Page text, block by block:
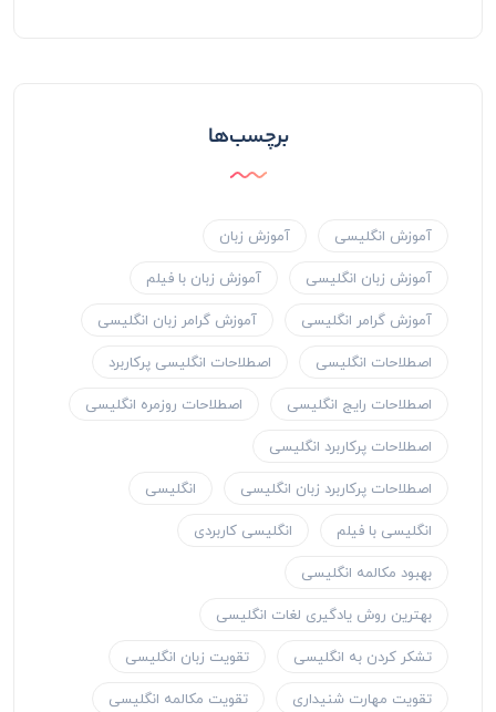
برچسب‌ها
آموزش انگلیسی
آموزش زبان
آموزش زبان انگلیسی
آموزش زبان با فیلم
آموزش گرامر انگلیسی
آموزش گرامر زبان انگلیسی
اصطلاحات انگلیسی
اصطلاحات انگلیسی پرکاربرد
اصطلاحات رایج انگلیسی
اصطلاحات روزمره انگلیسی
اصطلاحات پرکاربرد انگلیسی
اصطلاحات پرکاربرد زبان انگلیسی
انگلیسی
انگلیسی با فیلم
انگلیسی کاربردی
بهبود مکالمه انگلیسی
بهترین روش یادگیری لغات انگلیسی
تشکر کردن به انگلیسی
تقویت زبان انگلیسی
تقویت مهارت شنیداری
تقویت مکالمه انگلیسی